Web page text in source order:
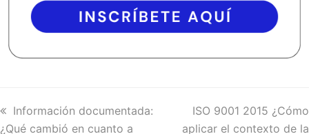
previous
post:
Información documentada:
¿Qué cambió en cuanto a
next
post:
ISO 9001 2015 ¿Cómo
aplicar el contexto de la